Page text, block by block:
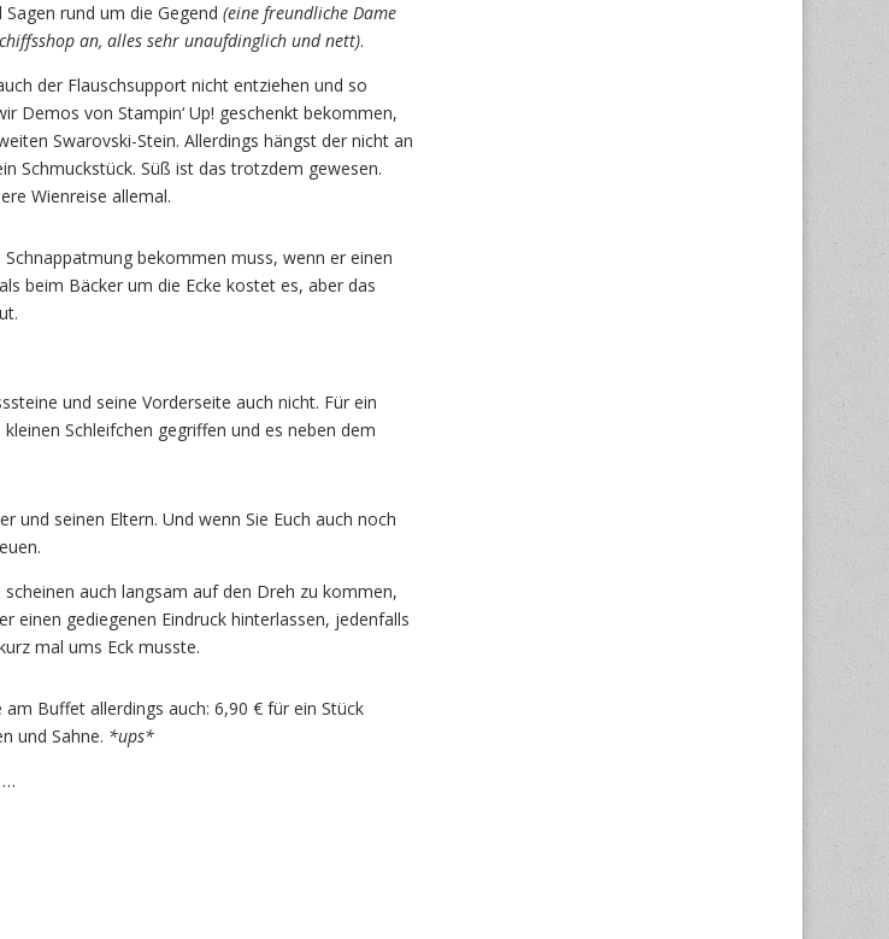
rund um die Gegend (eine freundliche Dame
an, alles sehr unaufdinglich und nett).
der Flauschsupport nicht entziehen und so
Demos von Stampin‘ Up! geschenkt bekommen,
Swarovski-Stein. Allerdings hängst der nicht an
Schmuckstück. Süß ist das trotzdem gewesen.
Wienreise allemal.
bekommen muss, wenn er einen
beim Bäcker um die Ecke kostet es, aber das
und seine Vorderseite auch nicht. Für ein
Schleifchen gegriffen und es neben dem
und seinen Eltern. Und wenn Sie Euch auch noch
auch langsam auf den Dreh zu kommen,
einen gediegenen Eindruck hinterlassen, jedenfalls
mal ums Eck musste.
Buffet allerdings auch: 6,90 € für ein Stück
und Sahne. *ups*
…